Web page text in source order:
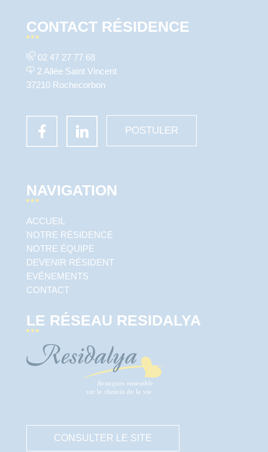
CONTACT RÉSIDENCE
02 47 27 77 68
2 Allée Saint Vincent
37210 Rochecorbon
POSTULER
NAVIGATION
ACCUEIL
NOTRE RÉSIDENCE
NOTRE ÉQUIPE
DEVENIR RÉSIDENT
EVÉNEMENTS
CONTACT
LE RÉSEAU RESIDALYA
CONSULTER LE SITE